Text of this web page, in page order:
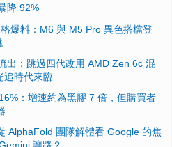
降 92%
爆料：M6 與 M5 Pro 異色搭檔登
出：跳過四代改用 AMD Zen 6c 混
追時代來臨
：增速約為黑膠 7 倍，但購買者
AlphaFold 團隊解體看 Google 的焦